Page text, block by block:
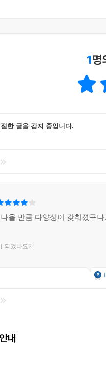
1명
한 글을 감지 중입니다.
올 만큼 다양성이 갖춰졌구
되었나요?
내